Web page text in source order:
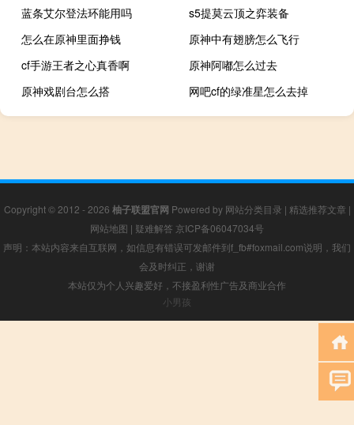
蓝条艾尔登法环能用吗
s5提莫云顶之弈装备
怎么在原神里面挣钱
原神中有翅膀怎么飞行
cf手游王者之心真香啊
原神阿嘟怎么过去
原神戏剧台怎么搭
网吧cf的绿准星怎么去掉
Copyright © 2012 - 2026 柚子联盟官网 Powered by 网站分类目录 | 精选推荐文章 |
网站地图 | 疑难解答 京ICP备06047034号
声明：本站内容来自互联网，如信息有错误可发邮件到f_fb#foxmail.com说明，我们
会及时纠正，谢谢
本站仅为个人兴趣爱好，不接盈利性广告及商业合作
小男孩